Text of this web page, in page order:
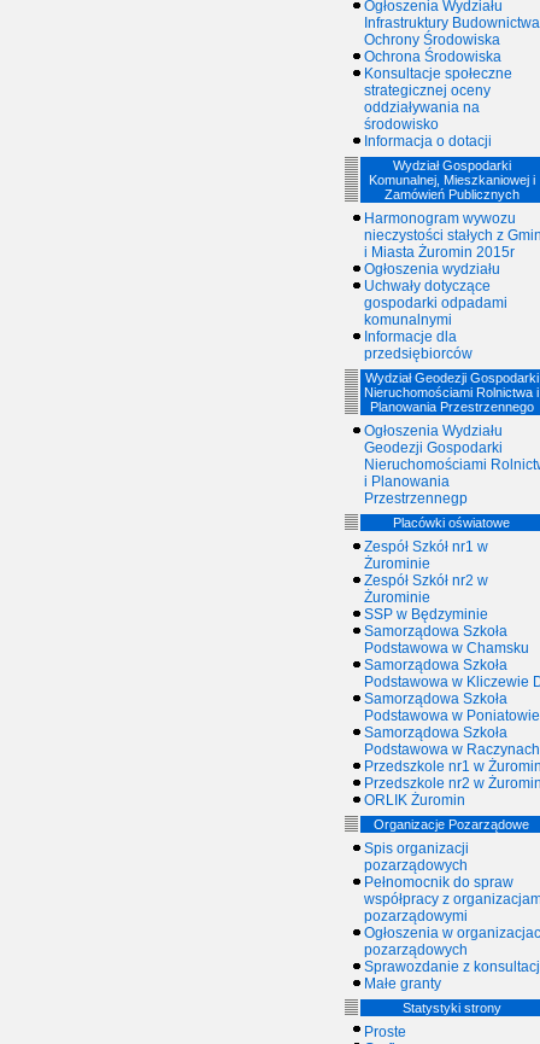
Ogłoszenia Wydziału
Infrastruktury
Ochrony Środowiska
Ochrona Środowiska
Konsultacje społeczne
strategicznej oceny
oddziaływania na
środowisko
Informacja o dotacji
Wydział Gospodarki
Komunalnej, Mieszkaniowej i
Zamówień Publicznych
Harmonogram wywozu
nieczystości stałych z
i Miasta Żuromin 2015r
Ogłoszenia wydziału
Uchwały dotyczące
gospodarki odpadami
komunalnymi
Informacje dla
przedsiębiorców
Wydział Geodezji Gospodarki
Nieruchomościami Rolnictwa i
Planowania Przestrzennego
Ogłoszenia Wydziału
Geodezji Gospodarki
Nieruchomościami
i Planowania
Przestrzennegp
Placówki oświatowe
Zespół Szkół nr1 w
Żurominie
Zespół Szkół nr2 w
Żurominie
SSP w Będzyminie
Samorządowa Szkoła
Podstawowa w Chamsku
Samorządowa Szkoła
Podstawowa w Kliczewie
Samorządowa Szkoła
Podstawowa w Poniatowie
Samorządowa Szkoła
Podstawowa w Raczynach
Przedszkole nr1 w
Przedszkole nr2 w
ORLIK Żuromin
Organizacje Pozarządowe
Spis organizacji
pozarządowych
Pełnomocnik do spraw
współpracy z
pozarządowymi
Ogłoszenia w
pozarządowych
Sprawozdanie z
Małe granty
Statystyki strony
Proste